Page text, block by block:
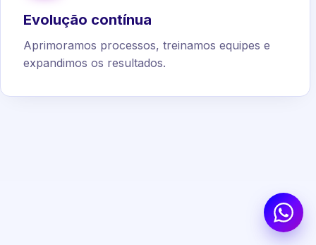
Evolução contínua
Aprimoramos processos, treinamos equipes e
expandimos os resultados.